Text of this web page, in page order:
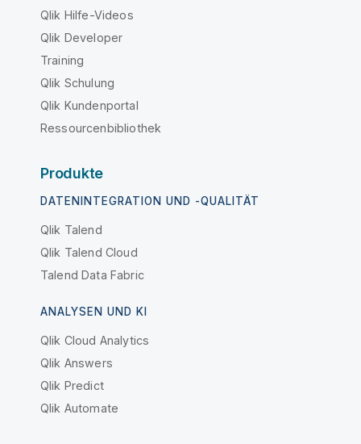
Qlik Hilfe-Videos
Qlik Developer
Training
Qlik Schulung
Qlik Kundenportal
Ressourcenbibliothek
Produkte
DATENINTEGRATION UND -QUALITÄT
Qlik Talend
Qlik Talend Cloud
Talend Data Fabric
ANALYSEN UND KI
Qlik Cloud Analytics
Qlik Answers
Qlik Predict
Qlik Automate